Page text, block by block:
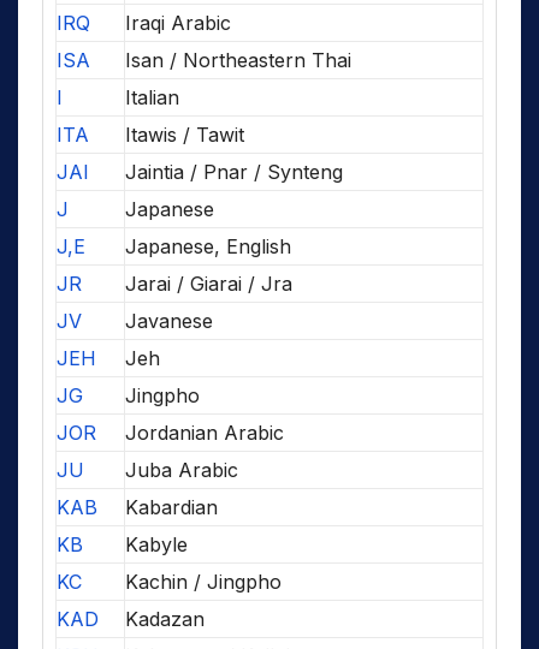
IRQ
Iraqi Arabic
ISA
Isan / Northeastern Thai
I
Italian
ITA
Itawis / Tawit
JAI
Jaintia / Pnar / Synteng
J
Japanese
J,E
Japanese, English
JR
Jarai / Giarai / Jra
JV
Javanese
JEH
Jeh
JG
Jingpho
JOR
Jordanian Arabic
JU
Juba Arabic
KAB
Kabardian
KB
Kabyle
KC
Kachin / Jingpho
KAD
Kadazan